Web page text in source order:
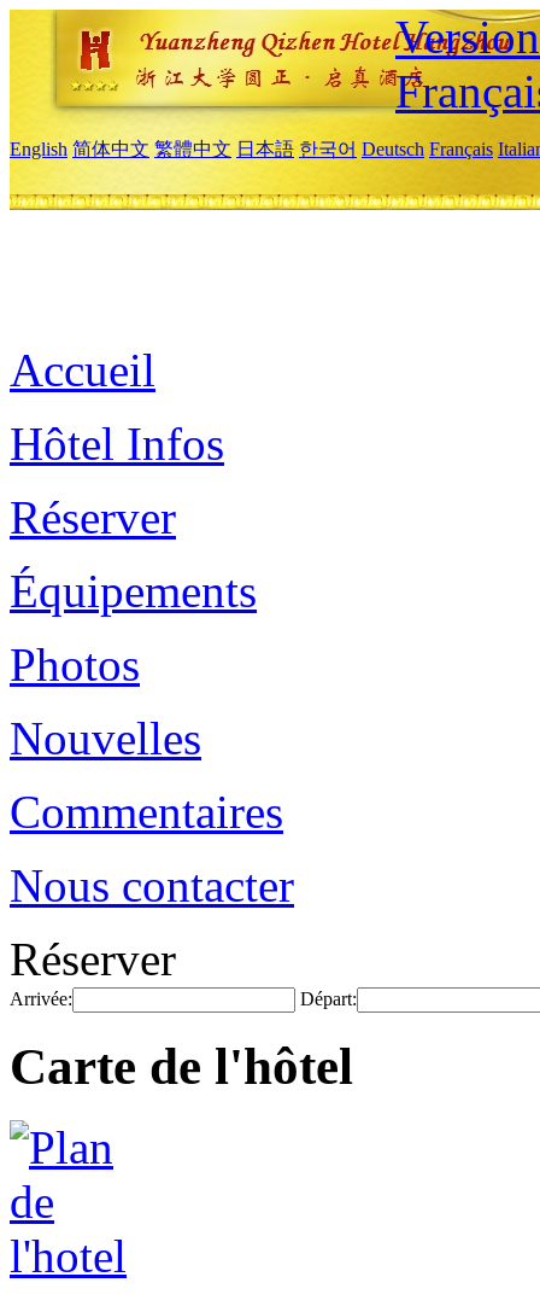
English 简体中文 繁體中文 日本語 한국어 Deutsch Français
Accueil
Hôtel Infos
Réserver
Équipements
Photos
Nouvelles
Commentaires
Nous contacter
Réserver
Arrivée: Départ:
Carte de l'hôtel